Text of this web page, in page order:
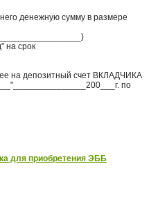
денежную сумму в размере
на срок
на депозитный счет ВКЛАДЧИКА
по
для приобретения ЭББ